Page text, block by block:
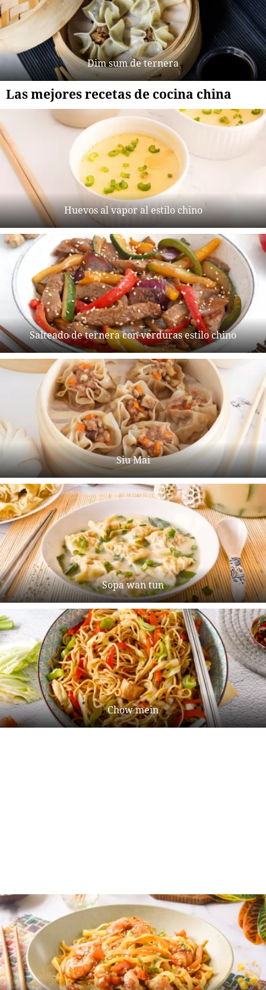
Dim sum de ternera
Las mejores recetas de cocina china
Huevos al vapor al estilo chino
Salteado de ternera con verduras estilo chino
Siu Mai
Sopa wan tun
Chow mein